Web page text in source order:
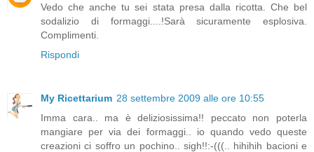
Vedo che anche tu sei stata presa dalla ricotta. Che bel
sodalizio di formaggi....!Sarà sicuramente esplosiva.
Complimenti.
Rispondi
My Ricettarium 28 settembre 2009 alle ore 10:55
Imma cara.. ma è deliziosissima!! peccato non poterla
mangiare per via dei formaggi.. io quando vedo queste
creazioni ci soffro un pochino.. sigh!!:-(((.. hihihih bacioni e